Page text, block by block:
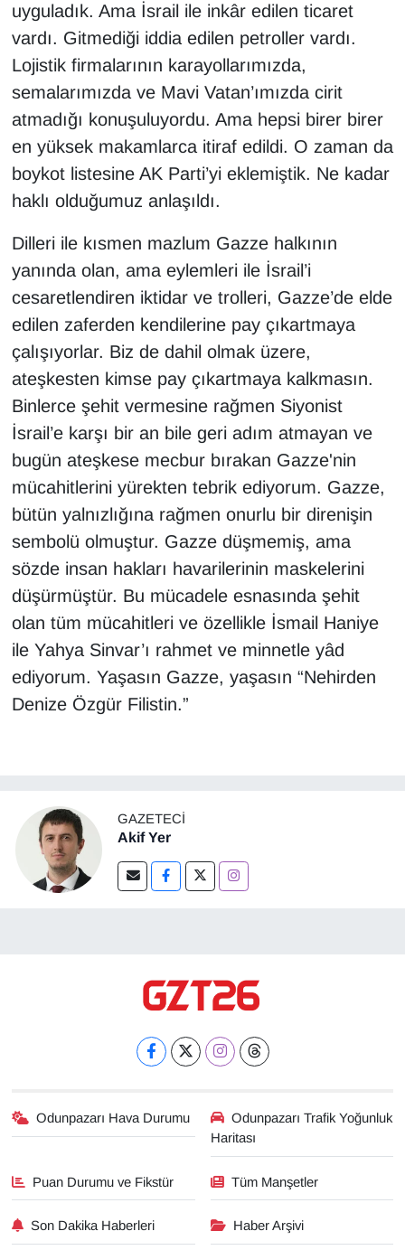
uyguladık. Ama İsrail ile inkâr edilen ticaret
vardı. Gitmediği iddia edilen petroller vardı.
Lojistik firmalarının karayollarımızda,
semalarımızda ve Mavi Vatan’ımızda cirit
atmadığı konuşuluyordu. Ama hepsi birer birer
en yüksek makamlarca itiraf edildi. O zaman da
boykot listesine AK Parti’yi eklemiştik. Ne kadar
haklı olduğumuz anlaşıldı.
Dilleri ile kısmen mazlum Gazze halkının
yanında olan, ama eylemleri ile İsrail’i
cesaretlendiren iktidar ve trolleri, Gazze’de elde
edilen zaferden kendilerine pay çıkartmaya
çalışıyorlar. Biz de dahil olmak üzere,
ateşkesten kimse pay çıkartmaya kalkmasın.
Binlerce şehit vermesine rağmen Siyonist
İsrail’e karşı bir an bile geri adım atmayan ve
bugün ateşkese mecbur bırakan Gazze'nin
mücahitlerini yürekten tebrik ediyorum. Gazze,
bütün yalnızlığına rağmen onurlu bir direnişin
sembolü olmuştur. Gazze düşmemiş, ama
sözde insan hakları havarilerinin maskelerini
düşürmüştür. Bu mücadele esnasında şehit
olan tüm mücahitleri ve özellikle İsmail Haniye
ile Yahya Sinvar’ı rahmet ve minnetle yâd
ediyorum. Yaşasın Gazze, yaşasın “Nehirden
Denize Özgür Filistin.”
GAZETECI
Akif Yer
Odunpazarı Hava Durumu
Odunpazarı Trafik Yoğunluk
Haritası
Puan Durumu ve Fikstür Tüm Manşetler
Son Dakika Haberleri Haber Arşivi